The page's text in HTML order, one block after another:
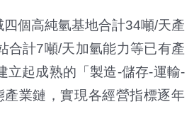
個高純氫基地合計34噸/天產
合計7噸/天加氫能力等已有產
立起成熟的「製造-儲存-運輸-
產業鏈，實現各經營指標逐年